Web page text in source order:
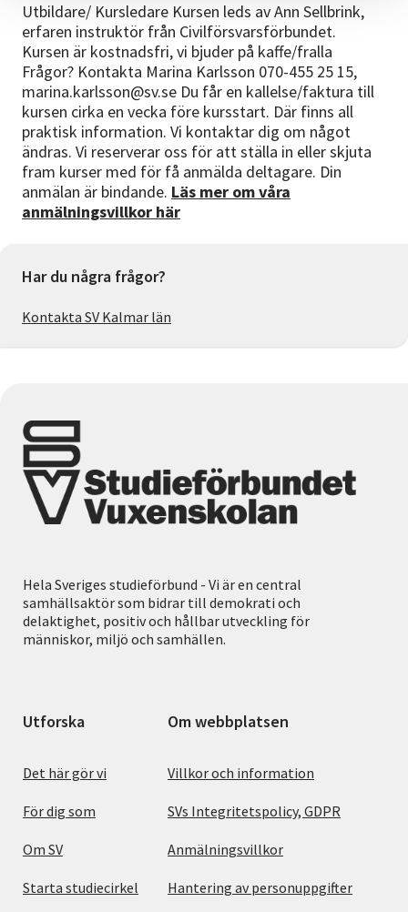
Utbildare/ Kursledare Kursen leds av Ann Sellbrink,
erfaren instruktör från Civilförsvarsförbundet.
Kursen är kostnadsfri, vi bjuder på kaffe/fralla
Frågor? Kontakta Marina Karlsson 070-455 25 15,
marina.karlsson@sv.se Du får en kallelse/faktura till
kursen cirka en vecka före kursstart. Där finns all
praktisk information. Vi kontaktar dig om något
ändras. Vi reserverar oss för att ställa in eller skjuta
fram kurser med för få anmälda deltagare. Din
anmälan är bindande. Läs mer om våra
anmälningsvillkor här
Har du några frågor?
Kontakta SV Kalmar län
Hela Sveriges studieförbund - Vi är en central
samhällsaktör som bidrar till demokrati och
delaktighet, positiv och hållbar utveckling för
människor, miljö och samhällen.
Utforska
Det här gör vi
För dig som
Om SV
Starta studiecirkel
Om webbplatsen
Villkor och information
SVs Integritetspolicy, GDPR
Anmälningsvillkor
Hantering av personuppgifter